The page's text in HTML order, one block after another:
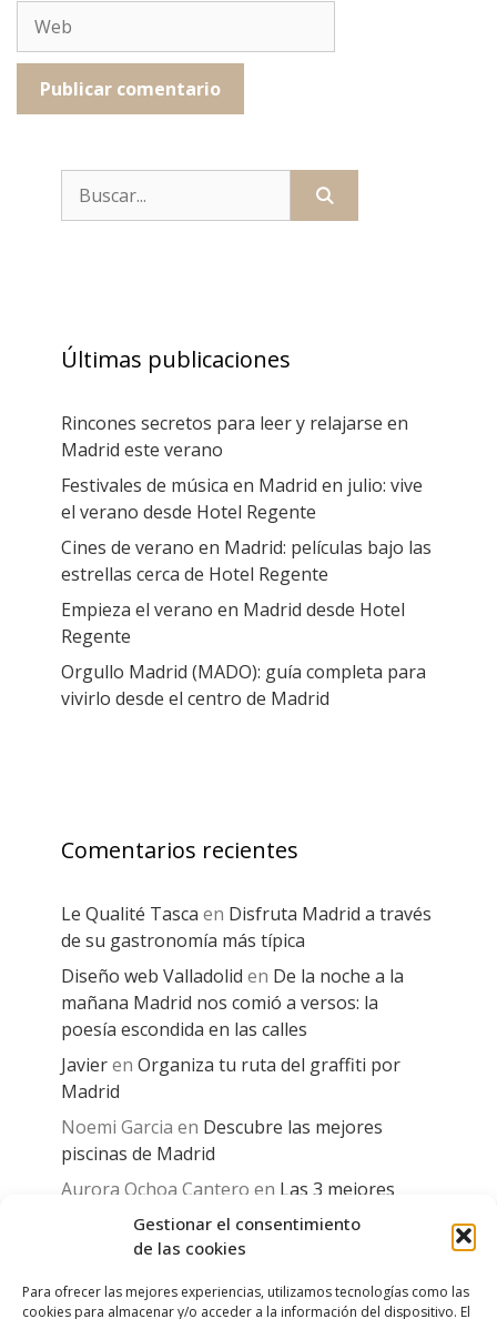
Gestionar el consentimiento
de las cookies
Para ofrecer las mejores experiencias, utilizamos tecnologías como las
cookies para almacenar y/o acceder a la información del dispositivo. El
Últimas publicaciones
Rincones secretos para leer y relajarse en
Madrid este verano
Festivales de música en Madrid en julio: vive
el verano desde Hotel Regente
Cines de verano en Madrid: películas bajo las
estrellas cerca de Hotel Regente
Empieza el verano en Madrid desde Hotel
Regente
Orgullo Madrid (MADO): guía completa para
vivirlo desde el centro de Madrid
Comentarios recientes
Le Qualité Tasca en Disfruta Madrid a través
de su gastronomía más típica
Diseño web Valladolid en De la noche a la
mañana Madrid nos comió a versos: la
poesía escondida en las calles
Javieren Organiza tu ruta del graffiti por
Madrid
Noemi Garcia en Descubre las mejores
piscinas de Madrid
Aurora Ochoa Cantero en Las 3 mejores
canciones dedicadas a Madrid